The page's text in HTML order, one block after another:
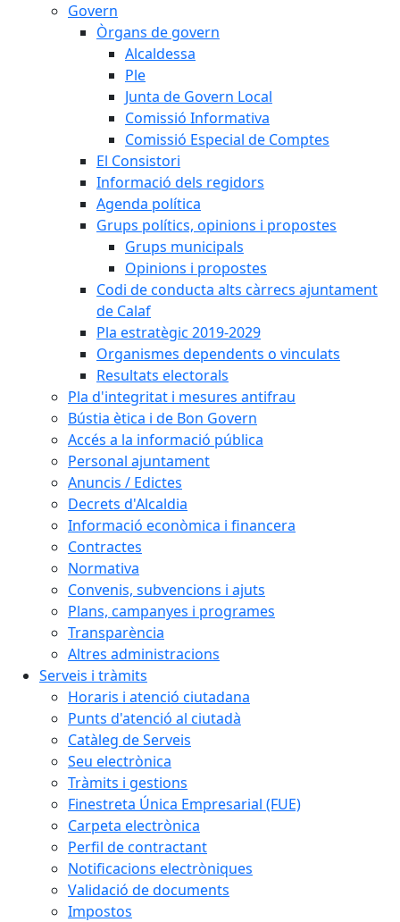
Govern
Òrgans de govern
Alcaldessa
Ple
Junta de Govern Local
Comissió Informativa
Comissió Especial de Comptes
El Consistori
Informació dels regidors
Agenda política
Grups polítics, opinions i propostes
Grups municipals
Opinions i propostes
Codi de conducta alts càrrecs ajuntament
de Calaf
Pla estratègic 2019-2029
Organismes dependents o vinculats
Resultats electorals
Pla d'integritat i mesures antifrau
Bústia ètica i de Bon Govern
Accés a la informació pública
Personal ajuntament
Anuncis / Edictes
Decrets d'Alcaldia
Informació econòmica i financera
Contractes
Normativa
Convenis, subvencions i ajuts
Plans, campanyes i programes
Transparència
Altres administracions
Serveis i tràmits
Horaris i atenció ciutadana
Punts d'atenció al ciutadà
Catàleg de Serveis
Seu electrònica
Tràmits i gestions
Finestreta Única Empresarial (FUE)
Carpeta electrònica
Perfil de contractant
Notificacions electròniques
Validació de documents
Impostos